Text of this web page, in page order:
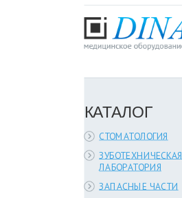
КАТАЛОГ
СТОМАТОЛОГИЯ
ЗУБОТЕХНИЧЕСКАЯ
ЛАБОРАТОРИЯ
ЗАПАСНЫЕ ЧАСТИ